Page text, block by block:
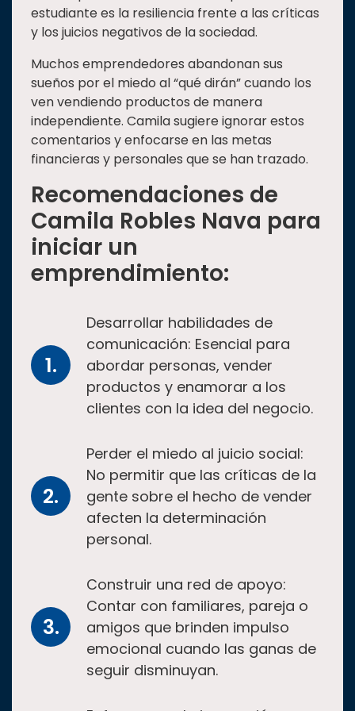
estudiante es la resiliencia frente a las críticas
y los juicios negativos de la sociedad.
Muchos emprendedores abandonan sus
sueños por el miedo al “qué dirán” cuando los
ven vendiendo productos de manera
independiente. Camila sugiere ignorar estos
comentarios y enfocarse en las metas
financieras y personales que se han trazado.
Recomendaciones de
Camila Robles Nava para
iniciar un
emprendimiento:
Desarrollar habilidades de
comunicación: Esencial para
abordar personas, vender
productos y enamorar a los
clientes con la idea del negocio.
Perder el miedo al juicio social:
No permitir que las críticas de la
gente sobre el hecho de vender
afecten la determinación
personal.
Construir una red de apoyo:
Contar con familiares, pareja o
amigos que brinden impulso
emocional cuando las ganas de
seguir disminuyan.